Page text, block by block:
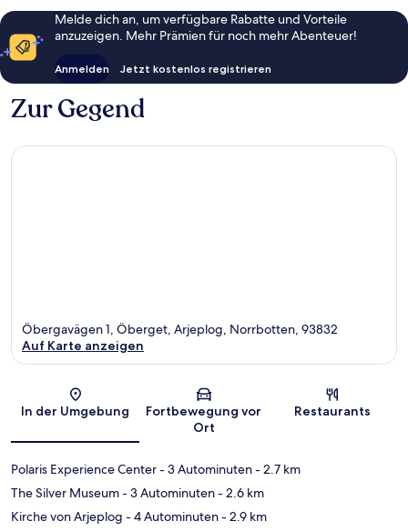
Melde dich an, um verfügbare Rabatte und Vorteile
anzuzeigen. Mehr Prämien für noch mehr Abenteuer!
Anmelden Jetzt kostenlos registrieren
Zur Gegend
Karte
Öbergavägen 1, Öberget, Arjeplog, Norrbotten, 93832
Auf Karte anzeigen
In der Umgebung
Fortbewegung vor
Ort
Restaurants
Polaris Experience Center- 3 Autominuten- 2.7 km
The Silver Museum- 3 Autominuten- 2.6 km
Kirche von Arjeplog - 4 Autominuten- 2.9 km